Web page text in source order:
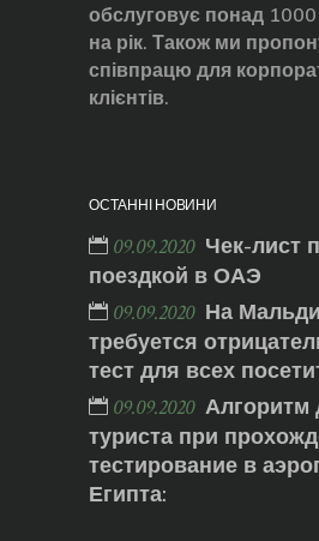
обслуговує понад 1000
на рік. Також ми
співпрацю для
клієнтів.
ОСТАННІ НОВИНИ
09.09.2020 Чек-лист
поездкой в ОАЭ
09.09.2020 На
требуется
тест для всех
09.09.2020 Алгоритм
туриста при
тестирование в
Египта: